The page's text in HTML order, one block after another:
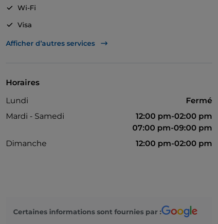
Wi-Fi
Visa
American Express
Afficher d’autres services
Horaires
Lundi
Fermé
Mardi - Samedi
12:00 pm-02:00 pm
07:00 pm-09:00 pm
Dimanche
12:00 pm-02:00 pm
Certaines informations sont fournies par :